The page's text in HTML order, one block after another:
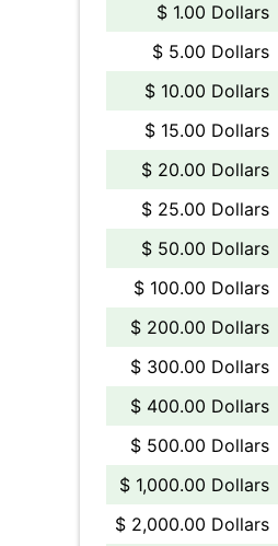
$ 1.00 Dollars
$ 5.00 Dollars
$ 10.00 Dollars
$ 15.00 Dollars
$ 20.00 Dollars
$ 25.00 Dollars
$ 50.00 Dollars
$ 100.00 Dollars
$ 200.00 Dollars
$ 300.00 Dollars
$ 400.00 Dollars
$ 500.00 Dollars
$ 1,000.00 Dollars
$ 2,000.00 Dollars